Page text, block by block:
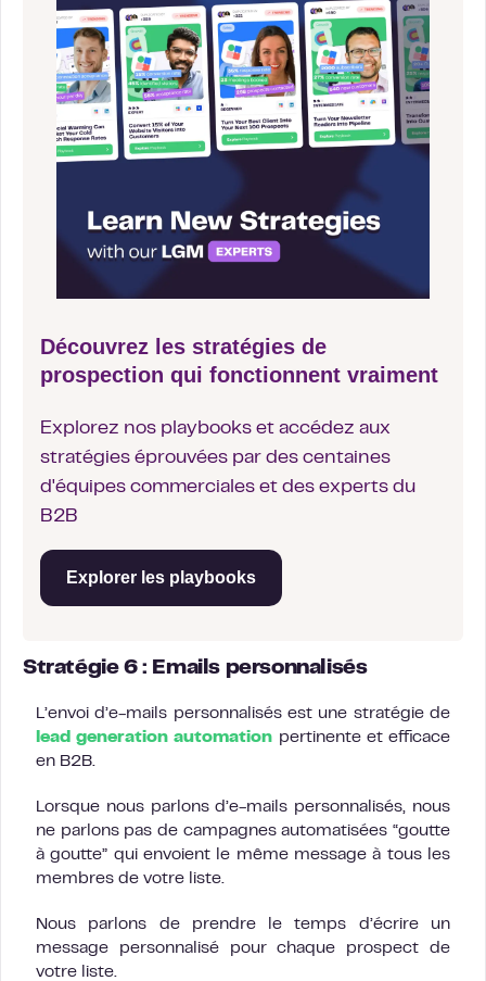
Découvrez les stratégies de
prospection qui fonctionnent vraiment
Explorez nos playbooks et accédez aux
stratégies éprouvées par des centaines
d'équipes commerciales et des experts du
B2B
Explorer les playbooks
Stratégie 6 : Emails personnalisés
L’envoi d’e-mails personnalisés est une stratégie de
lead generation automation pertinente et efficace
en B2B.
Lorsque nous parlons d’e-mails personnalisés, nous
ne parlons pas de campagnes automatisées “goutte
à goutte” qui envoient le même message à tous les
membres de votre liste.
Nous parlons de prendre le temps d’écrire un
message personnalisé pour chaque prospect de
votre liste.